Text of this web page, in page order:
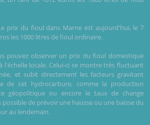
prix du fioul dans Marne est aujourd'hui, le 7
les 1000 litres de fioul ordinaire.
pouvez observer un prix du fioul domestique
l'échelle locale. Celui-ci se montre très fluctuant
et subit directement les facteurs gravitant
de cet hydrocarbure, comme la production
géopolitique ou encore le taux de change
de prévoir une hausse ou une baisse du
au lendemain.